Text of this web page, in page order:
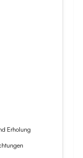
Erholung